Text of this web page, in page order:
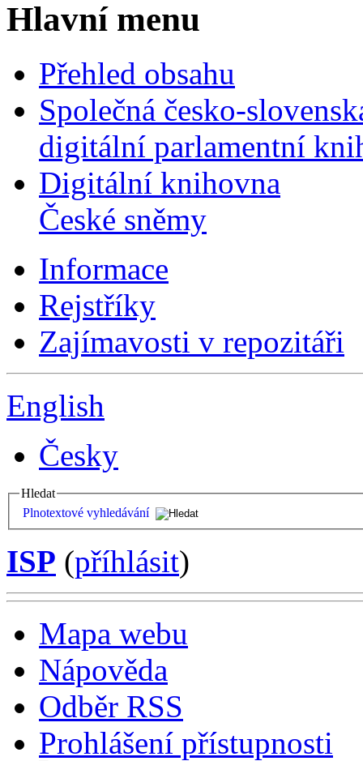
Hlavní menu
Přehled obsahu
Společná česko-
digitální parlamentní
Digitální knihovna
České sněmy
Informace
Rejstříky
Zajímavosti v repozitáři
English
Česky
Hledat
Plnotextové vyhledávání
ISP (příhlásit)
Mapa webu
Nápověda
Odběr RSS
Prohlášení přístupnosti